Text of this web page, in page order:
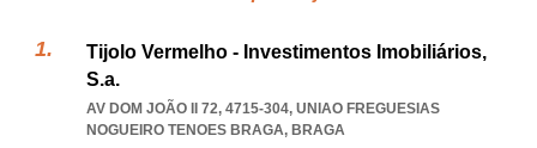
Tijolo Vermelho - Investimentos Imobiliários,
S.a.
AV DOM JOÃO II 72, 4715-304, UNIAO FREGUESIAS
NOGUEIRO TENOES BRAGA, BRAGA